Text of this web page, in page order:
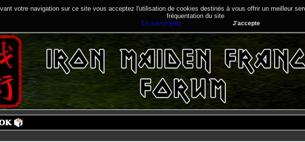
votre navigation sur ce site vous acceptez l'utilisation de cookies destinés à vous offrir un meilleur
fréquentation du site
En savoir plus
J'accepte